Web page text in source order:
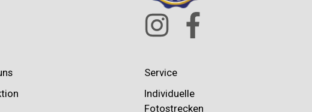
Service
Individuelle
Fotostrecken